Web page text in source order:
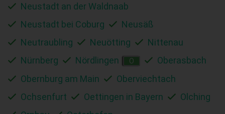
Neustadt an der Waldnaab
Neustadt bei Coburg
Neusäß
Neutraubling
Neuötting
Nittenau
Nürnberg
Nördlingen O
Oberasbach
Obernburg am Main
Oberviechtach
Ochsenfurt
Oettingen in Bayern
Olching